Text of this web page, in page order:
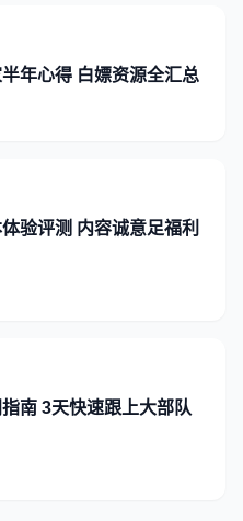
年心得 白嫖资源全汇总
验评测 内容诚意足福利
南 3天快速跟上大部队